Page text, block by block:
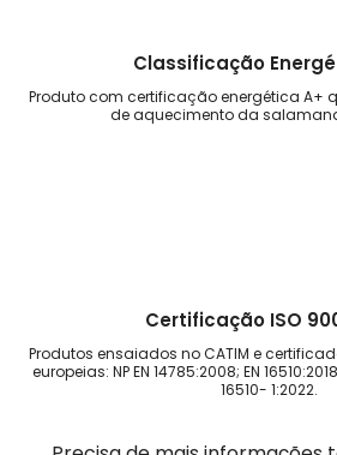
Classificação
Produto com certificação energética A+
de aquecimento da
Certificação ISO
Produtos ensaiados no CATIM e
europeias: NP EN 14785:2008; EN
16510- 1:2022.